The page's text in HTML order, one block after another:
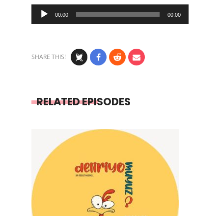
Audio
Player
00:00 00:00
SHARE THIS!
RELATED EPISODES